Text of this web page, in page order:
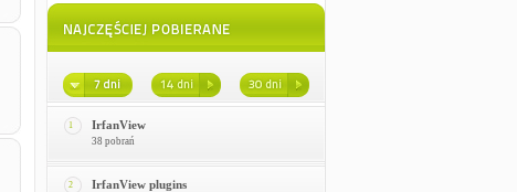
1 IrfanView
38 pobrań
2 IrfanView plugins